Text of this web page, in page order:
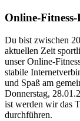
Online-
Du bist zwischen
aktuellen Zeit
unser Online-
stabile
und Spaß am
Donnerstag,
ist werden wir das
durchführen.